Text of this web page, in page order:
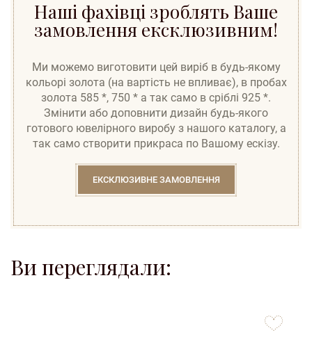
Наші фахівці зроблять Ваше
замовлення ексклюзивним!
Ми можемо виготовити цей виріб в будь-якому
кольорі золота (на вартість не впливає), в пробах
золота 585 *, 750 * а так само в сріблі 925 *.
Змінити або доповнити дизайн будь-якого
готового ювелірного виробу з нашого каталогу, а
так само створити прикраса по Вашому ескізу.
ЕКСКЛЮЗИВНЕ ЗАМОВЛЕННЯ
Ви переглядали:
favorites